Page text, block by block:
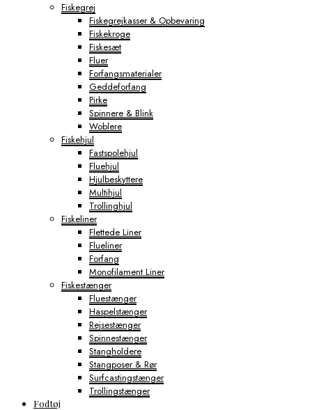
Fiskegrej
Fiskegrejkasser & Opbevaring
Fiskekroge
Fiskesæt
Fluer
Forfangsmaterialer
Geddeforfang
Pirke
Spinnere & Blink
Woblere
Fiskehjul
Fastspolehjul
Fluehjul
Hjulbeskyttere
Multihjul
Trollinghjul
Fiskeliner
Flettede Liner
Flueliner
Forfang
Monofilament Liner
Fiskestænger
Fluestænger
Haspelstænger
Rejsestænger
Spinnestænger
Stangholdere
Stangposer & Rør
Surfcastingstænger
Trollingstænger
Fodtøj